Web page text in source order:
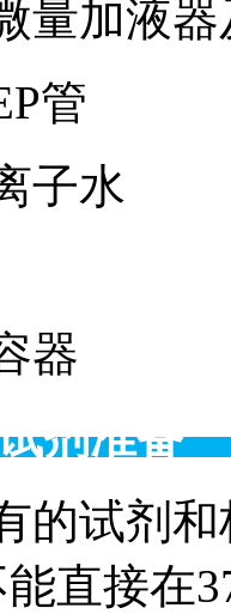
量加液
管
子水
器
剂准备
的试剂
直接在